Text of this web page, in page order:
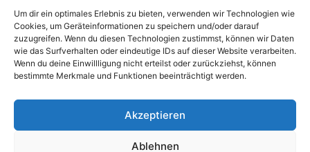
Um dir ein optimales Erlebnis zu bieten, verwenden wir Technologien wie
Cookies, um Geräteinformationen zu speichern und/oder darauf
zuzugreifen. Wenn du diesen Technologien zustimmst, können wir Daten
wie das Surfverhalten oder eindeutige IDs auf dieser Website verarbeiten.
Wenn du deine Einwillligung nicht erteilst oder zurückziehst, können
bestimmte Merkmale und Funktionen beeinträchtigt werden.
Akzeptieren
Ablehnen
und steigende Erwartungen von Kunden und
Partnern erfordern
WEITERLESEN
06471 6264740
mail@uplink-pharma.com